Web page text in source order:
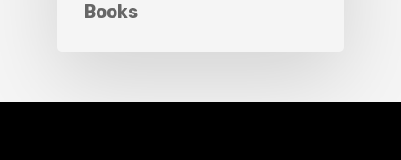
Books